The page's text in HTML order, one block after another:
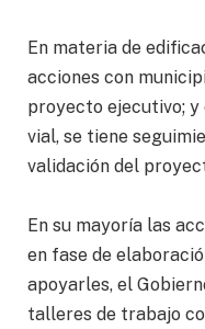
En materia de
acciones con
proyecto ejecutivo;
vial, se tiene
validación del
En su mayoría las
en fase de
apoyarles, el
talleres de trabajo